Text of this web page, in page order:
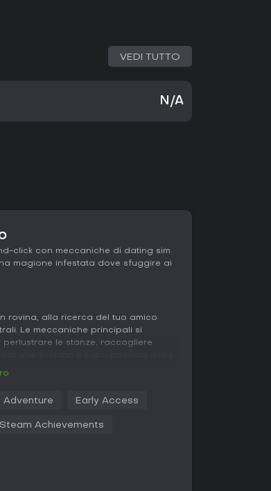
VEDI TUTTO
N/A
click con meccaniche di dating sim
magione infestata dove sfuggire ai
rovina, alla ricerca del tuo amico
Le meccaniche principali si
le stanze, raccogliere
nemici in alleati. La gestione della
o peggio. Il gioco punta su strategia
Adventure Early Access
Steam Achievements